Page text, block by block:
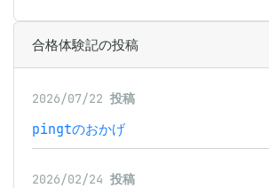
合格体験記の投稿
2026/07/22 投稿
pingtのおかげ
2026/02/24 投稿